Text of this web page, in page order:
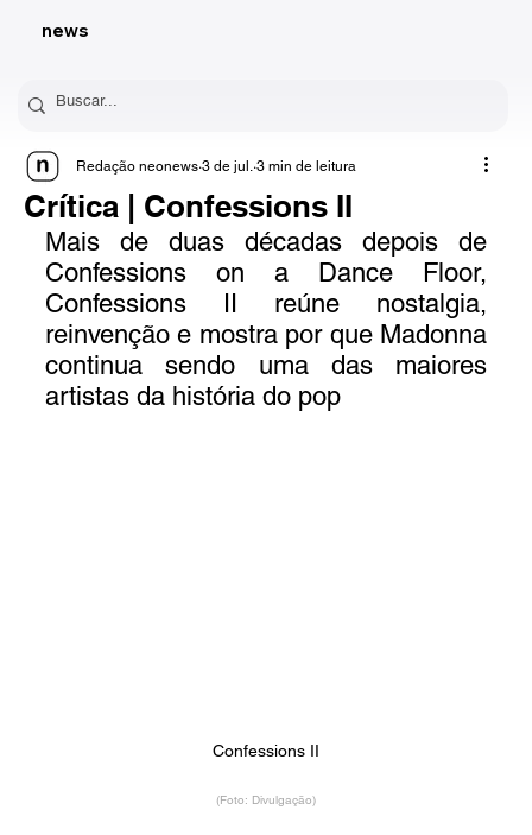
news
Crítica | Confessions II
Redação neonews 3 de jul. 3 min de leitura
Mais de duas décadas depois de
Confessions on a Dance Floor,
Confessions II reúne nostalgia,
reinvenção e mostra por que Madonna
continua sendo uma das maiores
artistas da história do pop
Confessions II
(Foto: Divulgação)